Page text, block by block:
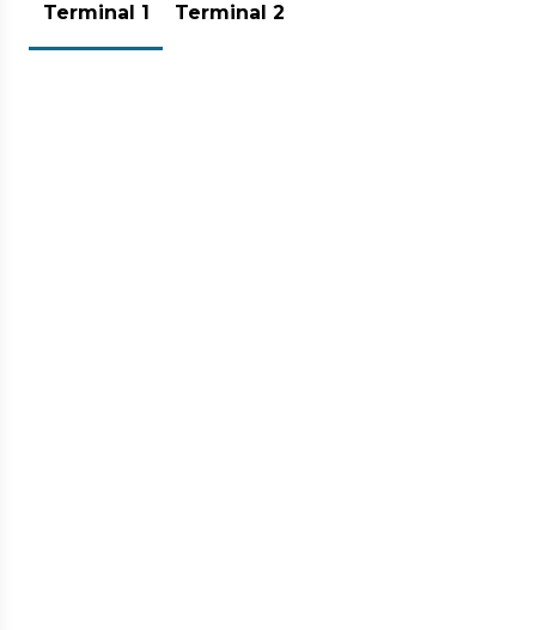
aeroporto
Terminal 1 Terminal 2